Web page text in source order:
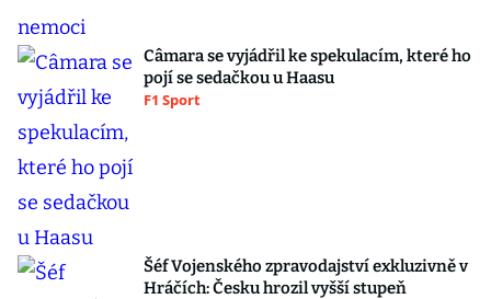
Câmara se vyjádřil ke spekulacím, které ho
pojí se sedačkou u Haasu
F1 Sport
Šéf Vojenského zpravodajství exkluzivně v
Hráčích: Česku hrozil vyšší stupeň